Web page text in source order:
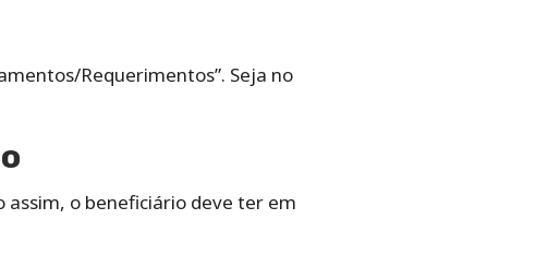
Requerimentos”. Seja no
assim, o beneficiário deve ter em